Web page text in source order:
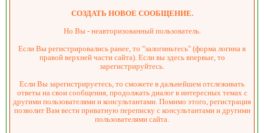
СОЗДАТЬ НОВОЕ СООБЩЕНИЕ.
Но Вы - неавторизованный пользователь.
Если Вы регистрировались ранее, то "залогиньтесь" (форма логина в
правой верхней части сайта). Если вы здесь впервые, то
зарегистрируйтесь.
Если Вы зарегистрируетесь, то сможете в дальнейшем отслеживать
ответы на свои сообщения, продолжать диалог в интересных темах с
другими пользователями и консультантами. Помимо этого, регистрация
позволит Вам вести приватную переписку с консультантами и другими
пользователями сайта.